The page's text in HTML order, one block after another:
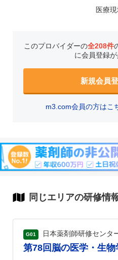
医療
このプロバイダーの全208件
に会員登録が
新規会員
m3.com会員の方はこ
同じエリアの研修情
G01 日本薬剤師研修センタ
第78回脳の医学・生物